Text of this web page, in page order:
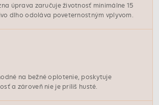
úprava zaručuje životnosť minimálne 15
dlho odoláva poveternostným vplyvom.
na bežné oplotenie, poskytuje
a zároveň nie je príliš husté.